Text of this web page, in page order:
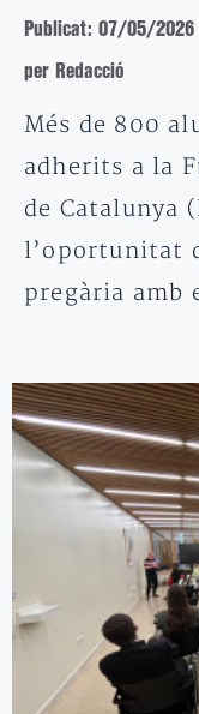
Publicat: 07/05/2026
per Redacció
Més de 800
adherits a la
de Catalunya
l’oportunitat
pregària amb